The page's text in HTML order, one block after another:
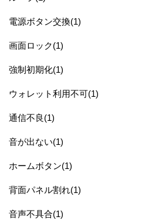
電源ボタン交換(1)
画面ロック(1)
強制初期化(1)
ウォレット利用不可(1)
通信不良(1)
音が出ない(1)
ホームボタン(1)
背面パネル割れ(1)
音声不具合(1)